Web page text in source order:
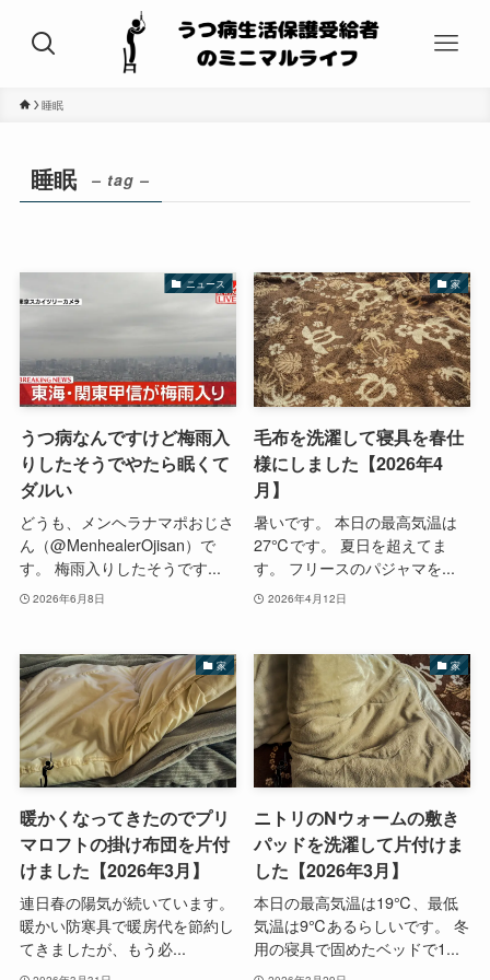
睡眠
睡眠 – tag –
ニュース
うつ病なんですけど梅雨入
りしたそうでやたら眠くて
ダルい
どうも、メンヘラナマポおじさ
ん（@MenhealerOjisan）で
す。 梅雨入りしたそうです...
2026年6月8日
家
毛布を洗濯して寝具を春仕
様にしました【2026年4
月】
暑いです。 本日の最高気温は
27℃です。 夏日を超えてま
す。 フリースのパジャマを...
2026年4月12日
家
暖かくなってきたのでプリ
マロフトの掛け布団を片付
けました【2026年3月】
連日春の陽気が続いています。
暖かい防寒具で暖房代を節約し
てきましたが、もう必...
家
ニトリのNウォームの敷き
パッドを洗濯して片付けま
した【2026年3月】
本日の最高気温は19℃、最低
気温は9℃あるらしいです。 冬
用の寝具で固めたベッドで1...